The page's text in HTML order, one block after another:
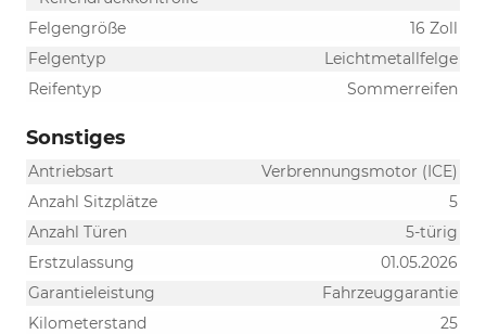
Felgengröße
16 Zoll
Felgentyp
Leichtmetallfelge
Reifentyp
Sommerreifen
Sonstiges
Antriebsart
Verbrennungsmotor (ICE)
Anzahl Sitzplätze
5
Anzahl Türen
5-türig
Erstzulassung
01.05.2026
Garantieleistung
Fahrzeuggarantie
Kilometerstand
25